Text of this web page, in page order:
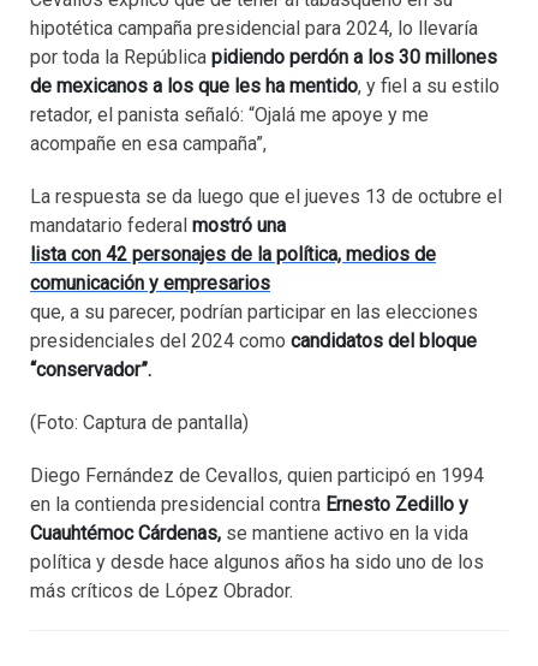
hipotética campaña presidencial para 2024, lo llevaría
por toda la República pidiendo perdón a los 30 millones
de mexicanos a los que les ha mentido, y fiel a su estilo
retador, el panista señaló: “Ojalá me apoye y me
acompañe en esa campaña”,
La respuesta se da luego que el jueves 13 de octubre el
mandatario federal mostró una
lista con 42 personajes de la política, medios de
comunicación y empresarios
que, a su parecer, podrían participar en las elecciones
presidenciales del 2024 como candidatos del bloque
“conservador”.
(Foto: Captura de pantalla)
Diego Fernández de Cevallos, quien participó en 1994
en la contienda presidencial contra Ernesto Zedillo y
Cuauhtémoc Cárdenas, se mantiene activo en la vida
política y desde hace algunos años ha sido uno de los
más críticos de López Obrador.